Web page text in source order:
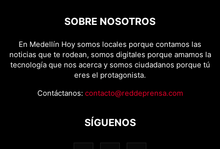
SOBRE NOSOTROS
En Medellín Hoy somos locales porque contamos las
noticias que te rodean, somos digitales porque amamos la
tecnología que nos acerca y somos ciudadanos porque tú
eres el protagonista.
Contáctanos: contacto@reddeprensa.com
SÍGUENOS